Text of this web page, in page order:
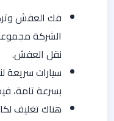
فك العفش
الشركة
نقل العفش.
سيارات سريعة
بسرعة تامة،
هناك تغليف